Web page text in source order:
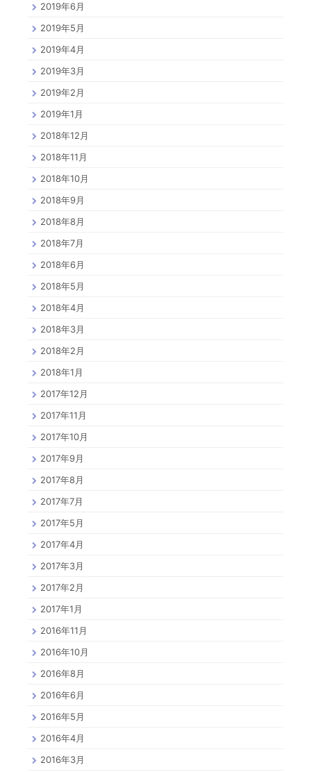
2019年6月
2019年5月
2019年4月
2019年3月
2019年2月
2019年1月
2018年12月
2018年11月
2018年10月
2018年9月
2018年8月
2018年7月
2018年6月
2018年5月
2018年4月
2018年3月
2018年2月
2018年1月
2017年12月
2017年11月
2017年10月
2017年9月
2017年8月
2017年7月
2017年5月
2017年4月
2017年3月
2017年2月
2017年1月
2016年11月
2016年10月
2016年8月
2016年6月
2016年5月
2016年4月
2016年3月